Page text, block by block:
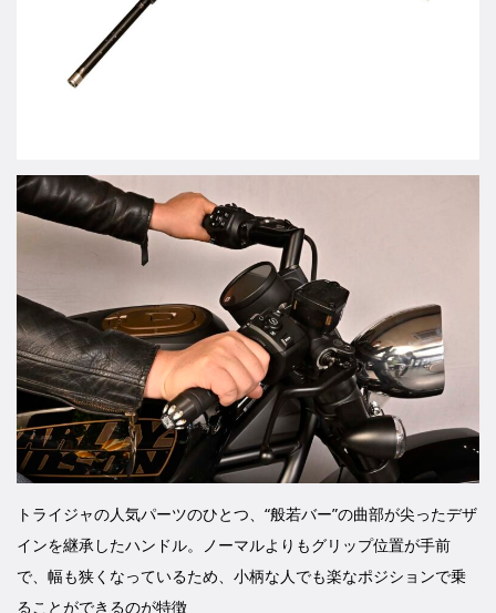
トライジャの人気パーツのひとつ、“般若バー”の曲部が尖ったデザ
インを継承したハンドル。ノーマルよりもグリップ位置が手前
で、幅も狭くなっているため、小柄な人でも楽なポジションで乗
ることができるのが特徴